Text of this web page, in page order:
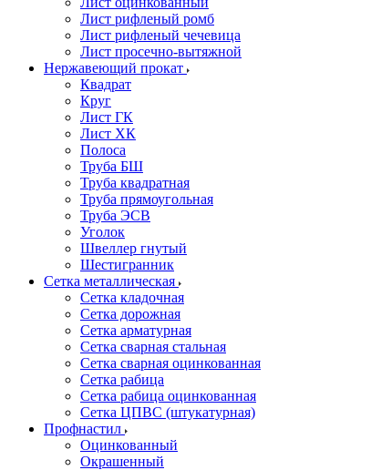
Лист рифленый ромб
Лист рифленый чечевица
Лист просечно-вытяжной
Нержавеющий прокат
Квадрат
Круг
Лист ГК
Лист ХК
Полоса
Труба БШ
Труба квадратная
Труба прямоугольная
Труба ЭСВ
Уголок
Швеллер гнутый
Шестигранник
Сетка металлическая
Сетка кладочная
Сетка дорожная
Сетка арматурная
Сетка сварная стальная
Сетка сварная оцинкованная
Сетка рабица
Сетка рабица оцинкованная
Сетка ЦПВС (штукатурная)
Профнастил
Оцинкованный
Окрашенный